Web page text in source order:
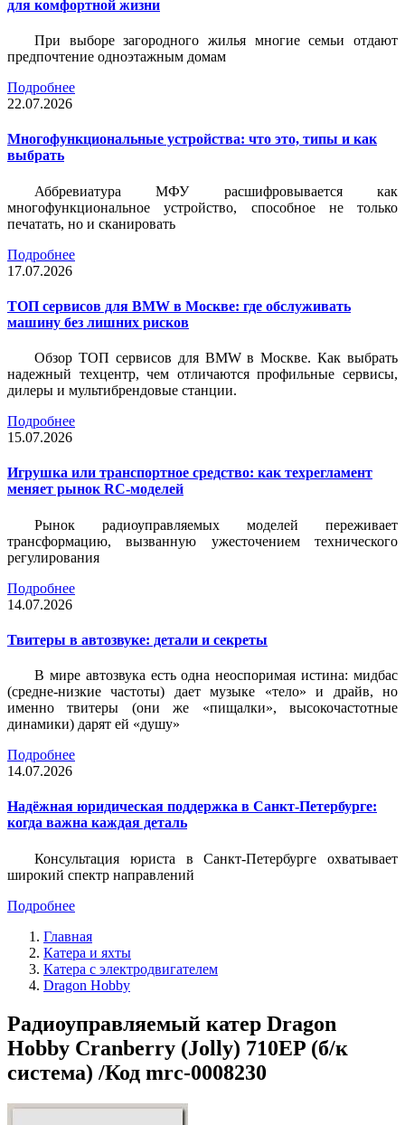
для комфортной жизни
При выборе загородного жилья многие семьи отдают
предпочтение одноэтажным домам
Подробнее
22.07.2026
Многофункциональные устройства: что это, типы и как
выбрать
Аббревиатура МФУ расшифровывается как
многофункциональное устройство, способное не только
печатать, но и сканировать
Подробнее
17.07.2026
ТОП сервисов для BMW в Москве: где обслуживать
машину без лишних рисков
Обзор ТОП сервисов для BMW в Москве. Как выбрать
надежный техцентр, чем отличаются профильные сервисы,
дилеры и мультибрендовые станции.
Подробнее
15.07.2026
Игрушка или транспортное средство: как техрегламент
меняет рынок RC-моделей
Рынок радиоуправляемых моделей переживает
трансформацию, вызванную ужесточением технического
регулирования
Подробнее
14.07.2026
Твитеры в автозвуке: детали и секреты
В мире автозвука есть одна неоспоримая истина: мидбас
(средне-низкие частоты) дает музыке «тело» и драйв, но
именно твитеры (они же «пищалки», высокочастотные
динамики) дарят ей «душу»
Подробнее
14.07.2026
Надёжная юридическая поддержка в Санкт-Петербурге:
когда важна каждая деталь
Консультация юриста в Санкт-Петербурге охватывает
широкий спектр направлений
Подробнее
Главная
Катера и яхты
Катера с электродвигателем
Dragon Hobby
Радиоуправляемый катер Dragon
Hobby Cranberry (Jolly) 710EP (б/к
система) /Код mrc-0008230